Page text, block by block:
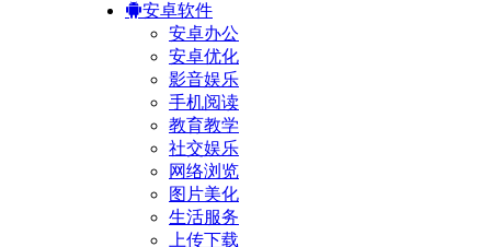
安卓软件
安卓办公
安卓优化
影音娱乐
手机阅读
教育教学
社交娱乐
网络浏览
图片美化
生活服务
上传下载